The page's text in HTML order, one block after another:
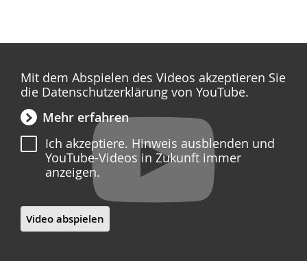
Mit dem Abspielen des Videos akzeptieren Sie
die Datenschutzerklärung von YouTube.
Mehr erfahren
Ich akzeptiere. Hinweis ausblenden und
YouTube-Videos in Zukunft immer
anzeigen.
Video abspielen